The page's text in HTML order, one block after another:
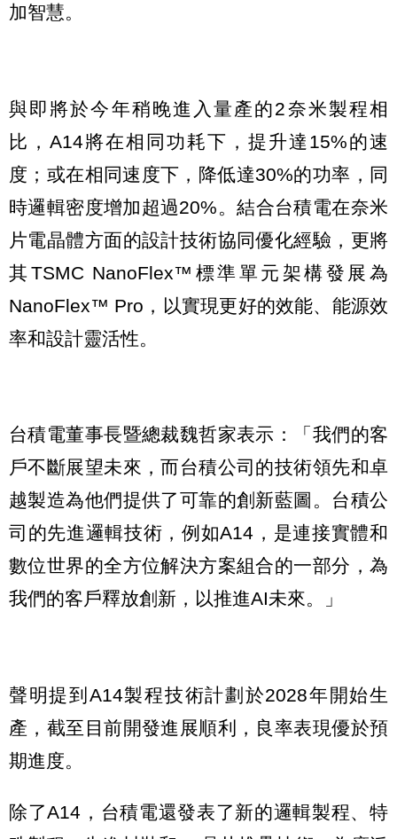
加智慧。
與即將於今年稍晚進入量產的2奈米製程相
比，A14將在相同功耗下，提升達15%的速
度；或在相同速度下，降低達30%的功率，同
時邏輯密度增加超過20%。結合台積電在奈米
片電晶體方面的設計技術協同優化經驗，更將
其TSMC NanoFlex™標準單元架構發展為
NanoFlex™ Pro，以實現更好的效能、能源效
率和設計靈活性。
台積電董事長暨總裁魏哲家表示：「我們的客
戶不斷展望未來，而台積公司的技術領先和卓
越製造為他們提供了可靠的創新藍圖。台積公
司的先進邏輯技術，例如A14，是連接實體和
數位世界的全方位解決方案組合的一部分，為
我們的客戶釋放創新，以推進AI未來。」
聲明提到A14製程技術計劃於2028年開始生
產，截至目前開發進展順利，良率表現優於預
期進度。
除了A14，台積電還發表了新的邏輯製程、特